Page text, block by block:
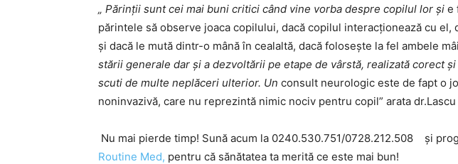
„ Părinții sunt cei mai buni critici când vine vorba despre copilul lor și e
părintele să observe joaca copilului, dacă copilul interacționează cu el,
și dacă le mută dintr-o mână în cealaltă, dacă folosește la fel ambele
stării generale dar și a dezvoltării pe etape de vârstă, realizată corect
scuti de multe neplăceri ulterior. Un consult neurologic este de fapt o
noninvazivă, care nu reprezintă nimic nociv pentru copil” arata
Nu mai pierde timp! Sună acum la 0240.530.751/0728.212.508 și
Routine Med, pentru că sănătatea ta merită ce este mai bun!